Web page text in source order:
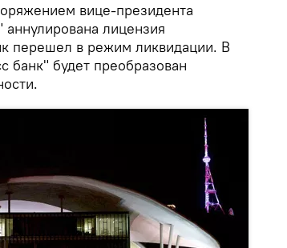
вице-президента
лицензия
перешел в режим ликвидации. В
банк" будет преобразован